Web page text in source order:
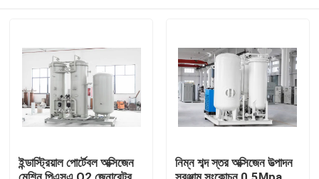
ইন্ডাস্ট্রিয়াল পোর্টেবল অক্সিজেন
নিম্ন শব্দ স্তর অক্সিজেন উত্পাদন